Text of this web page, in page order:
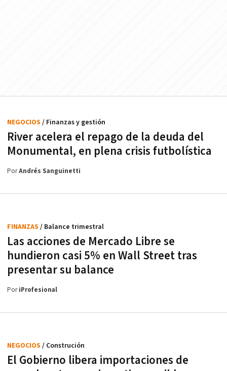
River acelera el repago de la deuda del
Monumental, en plena crisis futbolística
NEGOCIOS / Finanzas y gestión
PorAndrés Sanguinetti
Las acciones de Mercado Libre se
hundieron casi 5% en Wall Street tras
presentar su balance
FINANZAS / Balance trimestral
PoriProfesional
El Gobierno libera importaciones de
NEGOCIOS / Construción